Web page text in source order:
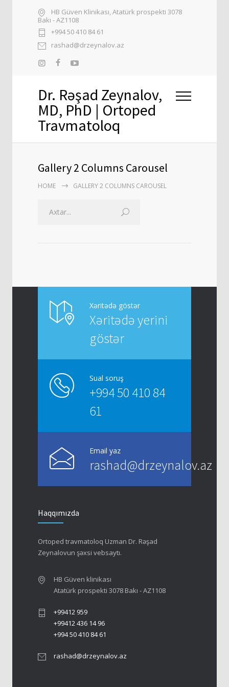
HB Güven Klinikası, Atatürk prospekti 3078
Bakı - AZ1108
+994 50 410 84 61
rashad@drzeynalov.az
Dr. Rəşad Zeynalov,
MD, PhD | Ortoped
Travmatoloq
Gallery 2 Columns Carousel
HOME GALLERY 2 COLUMNS CAROUSEL
Xəritədə göstər
Xəritədə yerini
göstər
Sual soruş
+994 50 410 84
61
Email yaz
rashad@drzeynalov.az
Haqqımızda
Ortoped travmatoloq Uzman Dr. Rəşad
Zeynalovun şəxsi vebsaytı.
HB Güven klinikası
Atatürk prospekti 3078 Bakı - AZ1108
+99412 959
+99412 436 14 96
+994 50 410 84 61
rashad@drzeynalov.az